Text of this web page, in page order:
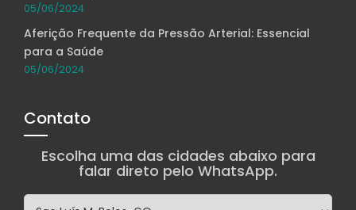
05/06/2024
Aferição Frequente da Pressão Arterial: Essencial
para a Saúde
05/06/2024
Contato
Escolha uma das cidades abaixo para
falar direto pelo WhatsApp.